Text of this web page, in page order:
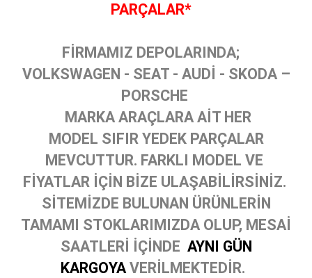
PARÇALAR*
FİRMAMIZ DEPOLARINDA;
VOLKSWAGEN - SEAT - AUDİ - SKODA –
PORSCHE
MARKA ARAÇLARA AİT HER
MODEL SIFIR YEDEK PARÇALAR
MEVCUTTUR. FARKLI MODEL VE
FİYATLAR İÇİN BİZE ULAŞABİLİRSİNİZ.
SİTEMİZDE BULUNAN ÜRÜNLERİN
TAMAMI STOKLARIMIZDA OLUP, MESAİ
SAATLERİ İÇİNDE AYNI GÜN
KARGOYA VERİLMEKTEDİR.